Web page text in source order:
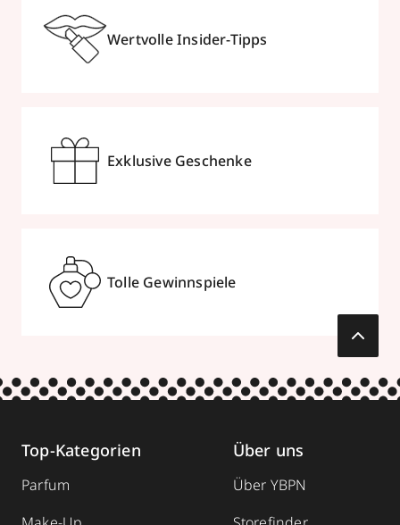
Wertvolle Insider-Tipps
Exklusive Geschenke
Tolle Gewinnspiele
Top-Kategorien
Parfum
Über uns
Über YBPN